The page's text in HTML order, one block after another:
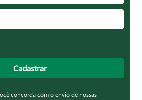
Cadastrar
concorda com o envio de nossas